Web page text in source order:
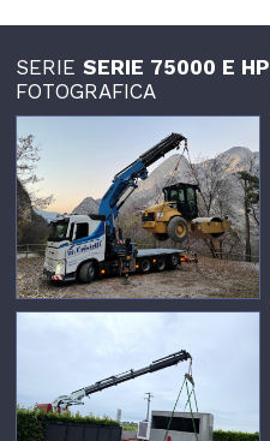
SERIESERIE 75000 E HP
FOTOGRAFICA